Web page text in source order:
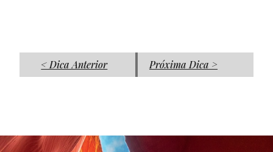
< Dica Anterior Próxima Dica >